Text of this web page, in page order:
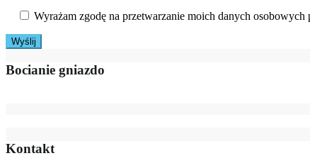
Wyrażam zgodę na przetwarzanie moich danych
Bocianie gniazdo
Kontakt